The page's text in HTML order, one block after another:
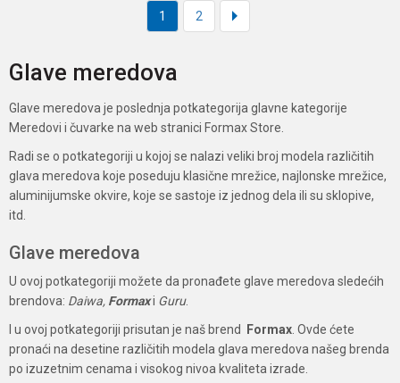
1 2
Glave meredova
Glave meredova je poslednja potkategorija glavne kategorije
Meredovi i čuvarke na web stranici Formax Store.
Radi se o potkategoriji u kojoj se nalazi veliki broj modela različitih
glava meredova koje poseduju klasične mrežice, najlonske mrežice,
aluminijumske okvire, koje se sastoje iz jednog dela ili su sklopive,
itd.
Glave meredova
U ovoj potkategoriji možete da pronađete glave meredova sledećih
brendova: Daiwa, Formaxi Guru.
I u ovoj potkategoriji prisutan je naš brend
Formax . Ovde ćete
pronaći na desetine različitih modela glava meredova našeg brenda
po izuzetnim cenama i visokog nivoa kvaliteta izrade.